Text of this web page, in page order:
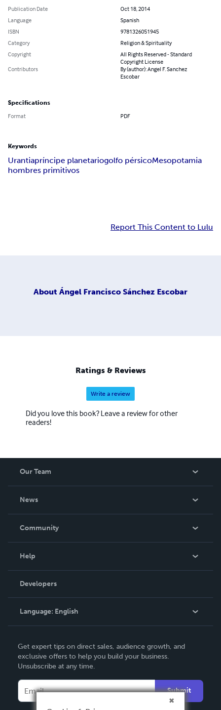
Publication Date
Oct 18, 2014
Language
Spanish
ISBN
9781326051945
Category
Religion & Spirituality
Copyright
All Rights Reserved - Standard
Copyright License
Contributors
By (author): Angel F. Sanchez
Escobar
Specifications
Format PDF
Keywords
Urantiapríncipe planetariogolfo pérsicoMesopotamia
hombres primitivos
Report This Content to Lulu
About Ángel Francisco Sánchez Escobar
Ratings & Reviews
Write a review
Did you love this book? Leave a review for other
readers!
Our Team
News
In The News
Community
Podcast
Help
Order Lookup
Knowledge Base
Contact Support
Developers
Language: English
Deutsch
Français
Español
Get expert tips on direct sales, audience growth, and
exclusive offers to help you build your business.
Unsubscribe at any time.
Submit